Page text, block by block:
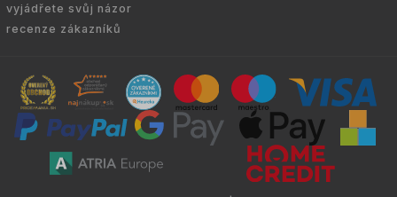
vyjádřete svůj názor
recenze zákazníků